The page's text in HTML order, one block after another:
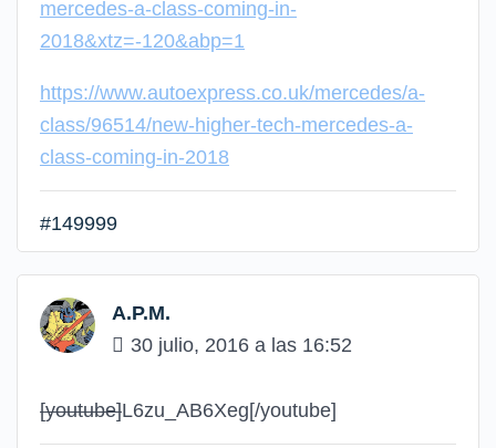
mercedes-a-class-coming-in-
2018&xtz=-120&abp=1
https://www.autoexpress.co.uk/mercedes/a-
class/96514/new-higher-tech-mercedes-a-
class-coming-in-2018
#149999
A.P.M.
30 julio, 2016 a las 16:52
[youtube]L6zu_AB6Xeg[/youtube]